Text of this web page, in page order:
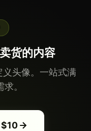
货的内容
头像。一站式满
。